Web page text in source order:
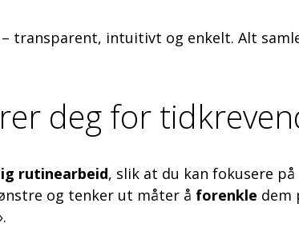
transparent, intuitivt og enkelt. Alt
deg for
rutinearbeid, slik at du kan fokusere på
og tenker ut måter å forenkle dem